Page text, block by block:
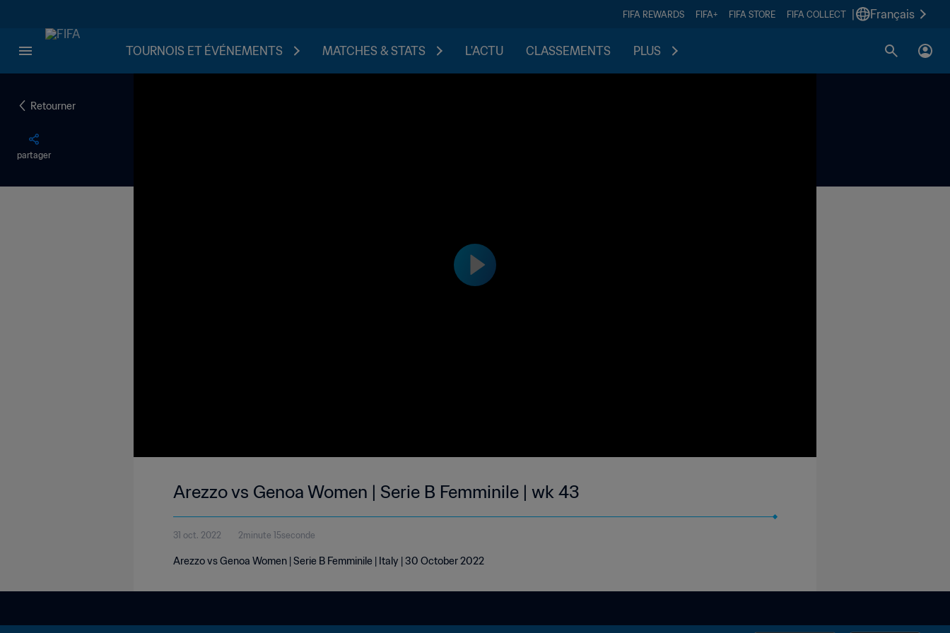
FIFA REWARDS FIFA+ FIFA STORE FIFA COLLECT Français
TOURNOIS ET ÉVÉNEMENTS MATCHES & STATS L'ACTU CLASSEMENTS PLUS
Retourner
partager
Arezzo vs Genoa Women | Serie B Femminile | wk 43
31 oct. 2022 2minute 15seconde
Arezzo vs Genoa Women | Serie B Femminile | Italy | 30 October 2022